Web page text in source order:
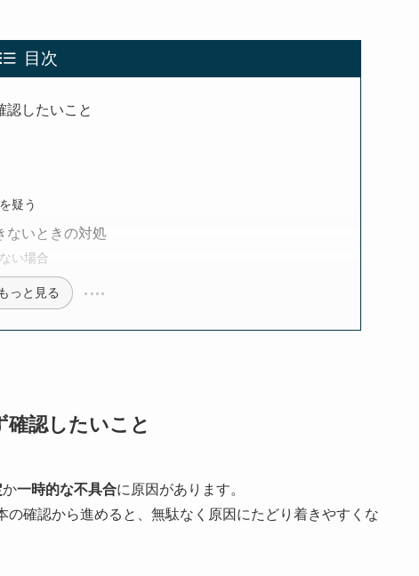
目次
認したいこと
疑う
ないときの対処
い場合
もっと見る
認したいこと
か一時的な不具合に原因があります。
確認から進めると、無駄なく原因にたどり着きやすくな